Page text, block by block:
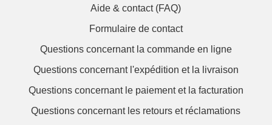
Aide & contact (FAQ)
Formulaire de contact
Questions concernant la commande en ligne
Questions concernant l'expédition et la livraison
Questions concernant le paiement et la facturation
Questions concernant les retours et réclamations